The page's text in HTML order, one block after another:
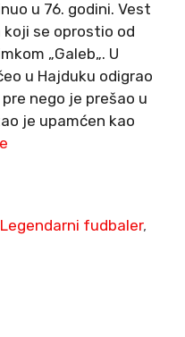
u 76. godini. Vest
se oprostio od
„Galeb„. U
u Hajduku odigrao
nego je prešao u
je upamćen kao
Legendarni fudbaler,